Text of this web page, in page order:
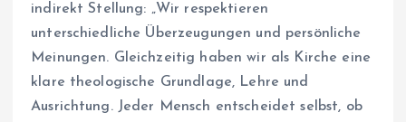
indirekt Stellung: „Wir respektieren
unterschiedliche Überzeugungen und persönliche
Meinungen. Gleichzeitig haben wir als Kirche eine
klare theologische Grundlage, Lehre und
Ausrichtung. Jeder Mensch entscheidet selbst, ob